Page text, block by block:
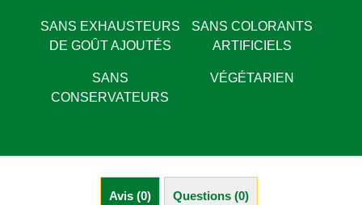
SANS EXHAUSTEURS
DE GOÛT AJOUTÉS
SANS COLORANTS
ARTIFICIELS
SANS
CONSERVATEURS
VÉGÉTARIEN
Avis (0) Questions (0)